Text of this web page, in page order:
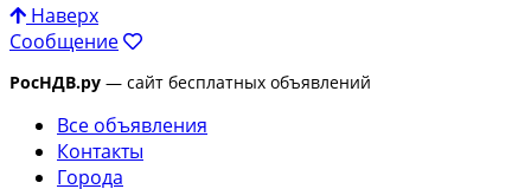
Наверх
Сообщение
РосНДВ.ру — сайт бесплатных объявлений
Все объявления
Контакты
Города